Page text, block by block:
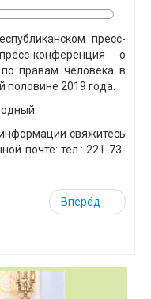
пресс-
конференция о
правам человека в
половине 2019 года.
свяжитесь
почте: тел.: 221-73-
Вперёд